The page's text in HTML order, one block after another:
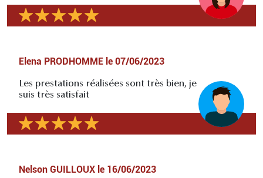
Elena PRODHOMME le 07/06/2023
Les prestations réalisées sont très bien, je
suis très satisfait
Nelson GUILLOUX le 16/06/2023